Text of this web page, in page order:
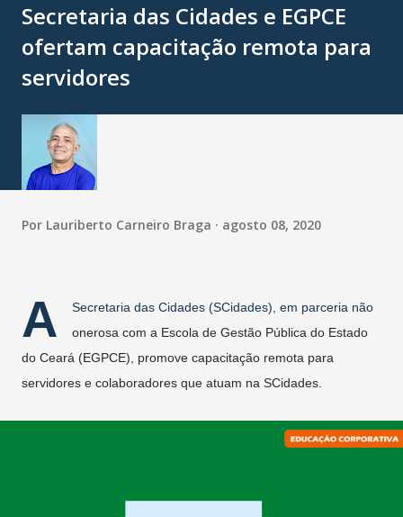
Secretaria das Cidades e EGPCE
ofertam capacitação remota para
servidores
Por Lauriberto Carneiro Braga agosto 08, 2020
A
Secretaria das Cidades (SCidades), em parceria não
onerosa com a Escola de Gestão Pública do Estado
do Ceará (EGPCE), promove capacitação remota para
servidores e colaboradores que atuam na SCidades.